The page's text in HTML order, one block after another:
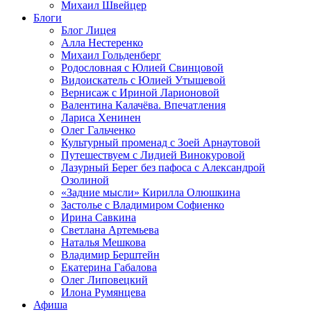
Михаил Швейцер
Блоги
Блог Лицея
Алла Нестеренко
Михаил Гольденберг
Родословная с Юлией Свинцовой
Видоискатель с Юлией Утышевой
Вернисаж с Ириной Ларионовой
Валентина Калачёва. Впечатления
Лариса Хенинен
Олег Гальченко
Культурный променад с Зоей Арнаутовой
Путешествуем с Лидией Винокуровой
Лазурный Берег без пафоса с Александрой
Озолиной
«Задние мысли» Кирилла Олюшкина
Застолье с Владимиром Софиенко
Ирина Савкина
Светлана Артемьева
Наталья Мешкова
Владимир Берштейн
Екатерина Габалова
Олег Липовецкий
Илона Румянцева
Афиша